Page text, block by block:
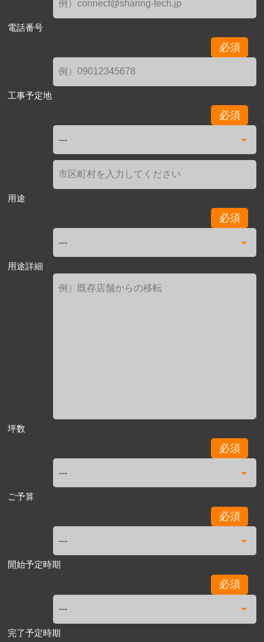
電話番号
必須
工事予定地
必須
用途
必須
用途詳細
坪数
必須
ご予算
必須
開始予定時期
必須
完了予定時期